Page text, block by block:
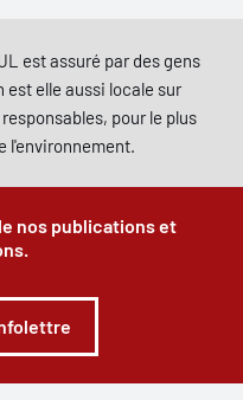
est assuré par des gens
est elle aussi locale sur
pour le plus
l'environnement.
nos publications et